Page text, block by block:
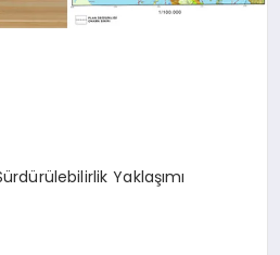
Yaklaşımı